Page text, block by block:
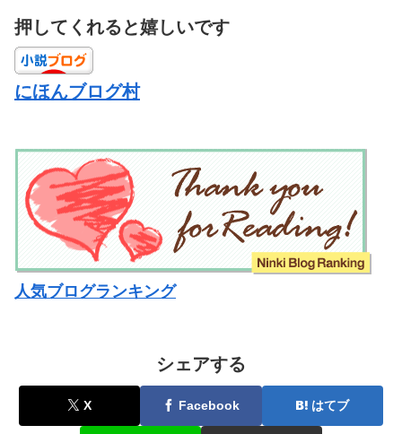
押してくれると嬉しいです
にほんブログ村
人気ブログランキング
シェアする
X Facebook はてブ